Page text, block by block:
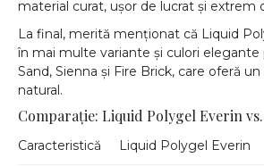
material curat, ușor de lucrat și extrem
La final, merită menționat că Liquid
în mai multe variante și culori
Sand, Sienna și Fire Brick, care oferă
natural.
Comparație: Liquid Polygel Everin
Caracteristică Liquid Polygel Everin